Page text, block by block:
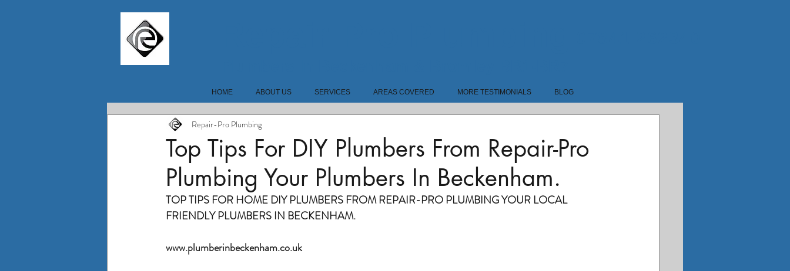
HOME ABOUT US SERVICES AREAS COVERED MORE TESTIMONIALS BLOG
Top Tips For DIY Plumbers From Repair-Pro
Plumbing Your Plumbers In Beckenham.
Repair-Pro Plumbing
TOP TIPS FOR HOME DIY PLUMBERS FROM REPAIR-PRO PLUMBING YOUR LOCAL
FRIENDLY PLUMBERS IN BECKENHAM.
www.plumberinbeckenham.co.uk